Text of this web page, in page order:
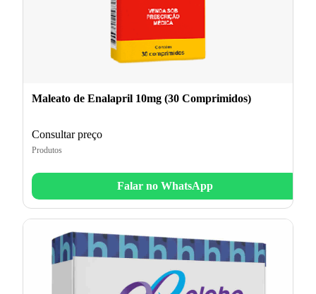
Maleato de Enalapril 10mg (30 Comprimidos)
Consultar preço
Produtos
Falar no WhatsApp